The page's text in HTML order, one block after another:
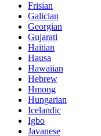
Frisian
Galician
Georgian
Gujarati
Haitian
Hausa
Hawaiian
Hebrew
Hmong
Hungarian
Icelandic
Igbo
Javanese